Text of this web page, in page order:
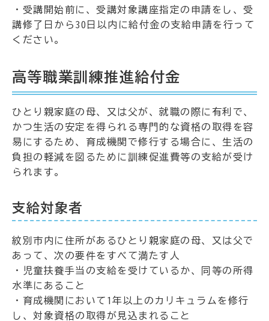
・受講開始前に、受講対象講座指定の申請をし、受
講修了日から30日以内に給付金の支給申請を行って
ください。
高等職業訓練推進給付金
ひとり親家庭の母、又は父が、就職の際に有利で、
かつ生活の安定を得られる専門的な資格の取得を容
易にするため、育成機関で修行する場合に、生活の
負担の軽減を図るために訓練促進費等の支給が受け
られます。
支給対象者
紋別市内に住所があるひとり親家庭の母、又は父で
あって、次の要件をすべて満たす人
・児童扶養手当の支給を受けているか、同等の所得
水準にあること
・育成機関において1年以上のカリキュラムを修行
し、対象資格の取得が見込まれること